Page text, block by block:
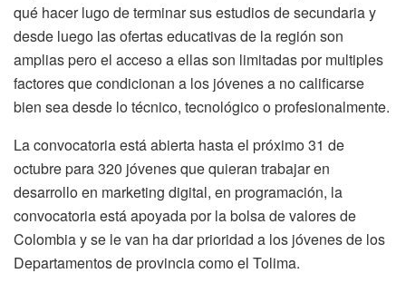
qué hacer lugo de terminar sus estudios de secundaria y
desde luego las ofertas educativas de la región son
amplias pero el acceso a ellas son limitadas por multiples
factores que condicionan a los jóvenes a no calificarse
bien sea desde lo técnico, tecnológico o profesionalmente.
La convocatoria está abierta hasta el próximo 31 de
octubre para 320 jóvenes que quieran trabajar en
desarrollo en marketing digital, en programación, la
convocatoria está apoyada por la bolsa de valores de
Colombia y se le van ha dar prioridad a los jóvenes de los
Departamentos de provincia como el Tolima.